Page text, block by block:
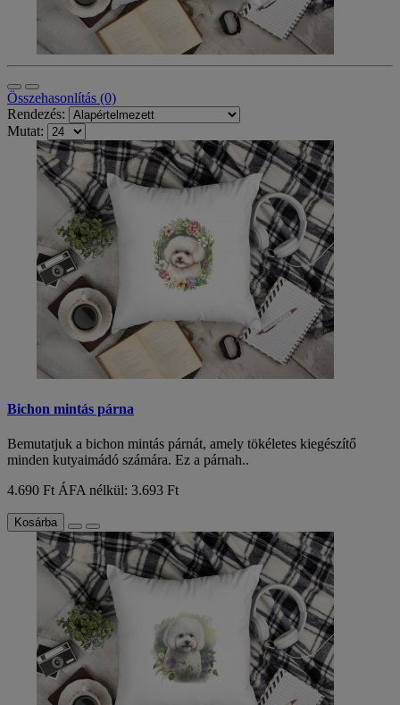
Összehasonlítás (0)
Rendezés:
Mutat:
Bichon mintás párna
Bemutatjuk a bichon mintás párnát, amely tökéletes kiegészítő
minden kutyaimádó számára. Ez a párnah..
4.690 Ft ÁFA nélkül: 3.693 Ft
Kosárba